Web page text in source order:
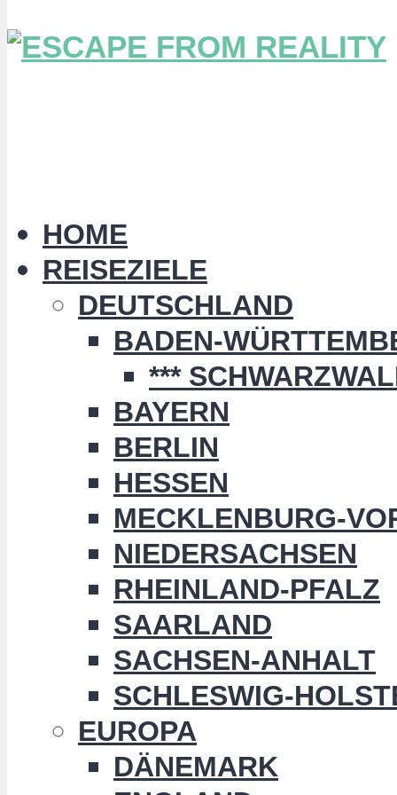
HOME
REISEZIELE
DEUTSCHLAND
BADEN-
***
BAYERN
BERLIN
HESSEN
MECKLENBURG-
NIEDERSACHSEN
RHEINLAND-PFALZ
SAARLAND
SACHSEN-ANHALT
SCHLESWIG-
EUROPA
DÄNEMARK